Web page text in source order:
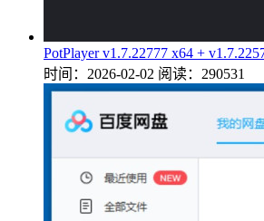
PotPlayer v1.7.22777 x64 +
时间：2026-02-02 阅读：290531